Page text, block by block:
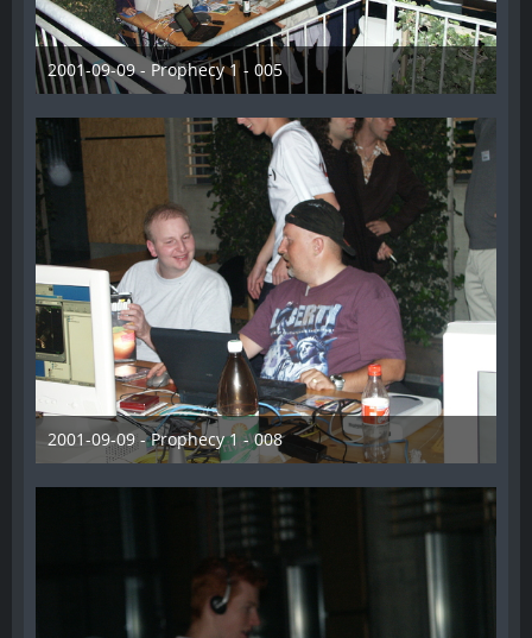
2001-09-09 - Prophecy 1 - 005
28. Dezember 2012
2001-09-09 - Prophecy 1 - 008
28. Dezember 2012